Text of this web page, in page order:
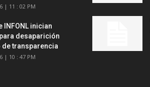
| 11 : 02 PM
INFONL inician
desaparición
transparencia
| 10 : 47 PM